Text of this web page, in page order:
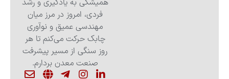
همیشگی به یادگیری و رشد
فردی، امروز در مرز میان
مهندسی عمیق و نوآوری
چابک حرکت می‌کنم تا هر
روز سنگی از مسیر پیشرفت
صنعت معدن بردارم.